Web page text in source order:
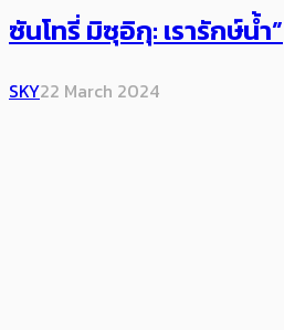
ซันโทรี่ มิซุอิกุ: เรารักษ์น้ำ”
SKY22 March 2024